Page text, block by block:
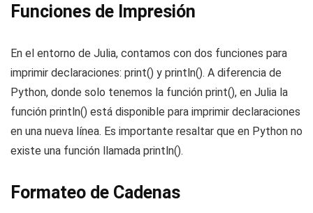
Funciones de Impresión
En el entorno de Julia, contamos con dos funciones para
imprimir declaraciones: print() y println(). A diferencia de
Python, donde solo tenemos la función print(), en Julia la
función println() está disponible para imprimir declaraciones
en una nueva línea. Es importante resaltar que en Python no
existe una función llamada println().
Formateo de Cadenas